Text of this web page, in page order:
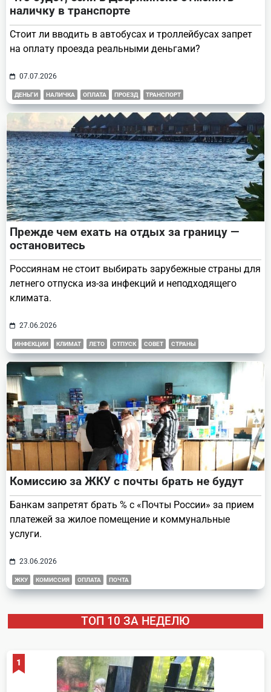
наличку в транспорте
Стоит ли вводить в автобусах и троллейбусах запрет
на оплату проезда реальными деньгами?
07.07.2026
ДЕНЬГИ НАЛИЧКА ОПЛАТА ПРОЕЗД ТРАНСПОРТ
Прежде чем ехать на отдых за границу —
остановитесь
Россиянам не стоит выбирать зарубежные страны для
летнего отпуска из-за инфекций и неподходящего
климата.
27.06.2026
ИНФЕКЦИИ КЛИМАТ ЛЕТО ОТПУСК СОВЕТ СТРАНЫ
Комиссию за ЖКУ с почты брать не будут
Банкам запретят брать % с «Почты России» за прием
платежей за жилое помещение и коммунальные
услуги.
23.06.2026
ЖКУ КОМИССИЯ ОПЛАТА ПОЧТА
ТОП 10 ЗА НЕДЕЛЮ